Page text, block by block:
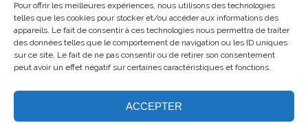
Pour offrir les meilleures expériences, nous utilisons des technologies
telles que les cookies pour stocker et/ou accéder aux informations des
appareils. Le fait de consentir à ces technologies nous permettra de traiter
des données telles que le comportement de navigation ou les ID uniques
sur ce site. Le fait de ne pas consentir ou de retirer son consentement
peut avoir un effet négatif sur certaines caractéristiques et fonctions.
ACCEPTER
© 2024 DEVELOPED & DESIGNED ™